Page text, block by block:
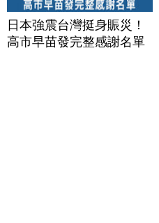
日本強震台灣挺身賑災！
高市早苗發完整感謝名單